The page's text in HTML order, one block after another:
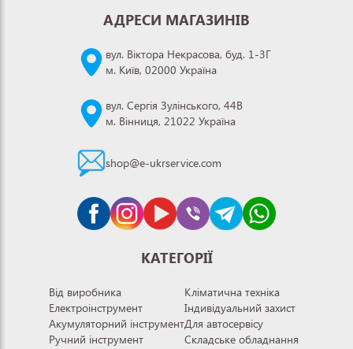
АДРЕСИ МАГАЗИНІВ
вул. Віктора Некрасова, буд. 1-3Г
м. Київ, 02000 Україна
вул. Сергія Зулінського, 44В
м. Вінниця, 21022 Україна
shop@e-ukrservice.com
КАТЕГОРІЇ
Від виробника
Електроінструмент
Акумуляторний інструмент
Ручний інструмент
Кліматична техніка
Індивідуальний захист
Для автосервісу
Складське обладнання